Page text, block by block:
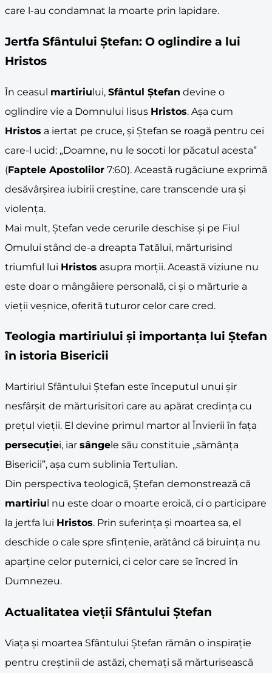
care l-au condamnat la moarte prin lapidare.
Jertfa Sfântului Ștefan: O oglindire a lui
Hristos
În ceasul martiriului, Sfântul Ștefan devine o
oglindire vie a Domnului Iisus Hristos. Așa cum
Hristos a iertat pe cruce, și Ștefan se roagă pentru cei
care-l ucid: „Doamne, nu le socoti lor păcatul acesta”
(Faptele Apostolilor 7:60). Această rugăciune exprimă
desăvârșirea iubirii creștine, care transcende ura și
violența.
Mai mult, Ștefan vede cerurile deschise și pe Fiul
Omului stând de-a dreapta Tatălui, mărturisind
triumful lui Hristos asupra morții. Această viziune nu
este doar o mângâiere personală, ci și o mărturie a
vieții veșnice, oferită tuturor celor care cred.
Teologia martiriului și importanța lui Ștefan
în istoria Bisericii
Martiriul Sfântului Ștefan este începutul unui șir
nesfârșit de mărturisitori care au apărat credința cu
prețul vieții. El devine primul martor al Învierii în fața
persecuției, iar sânge le său constituie „sămânța
Bisericii”, așa cum sublinia Tertulian.
Din perspectiva teologică, Ștefan demonstrează că
martiriu l nu este doar o moarte eroică, ci o participare
la jertfa lui Hristos. Prin suferința și moartea sa, el
deschide o cale spre sfințenie, arătând că biruința nu
aparține celor puternici, ci celor care se încred în
Dumnezeu.
Actualitatea vieții Sfântului Ștefan
Viața și moartea Sfântului Ștefan rămân o inspirație
pentru creștinii de astăzi, chemați să mărturisească